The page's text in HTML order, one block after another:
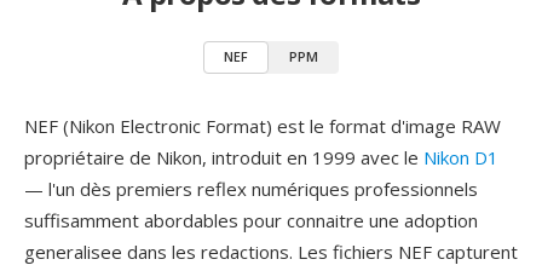
NEF PPM
NEF (Nikon Electronic Format) est le format d'image RAW
propriétaire de Nikon, introduit en 1999 avec le Nikon D1
— l'un dès premiers reflex numériques professionnels
suffisamment abordables pour connaitre une adoption
generalisee dans les redactions. Les fichiers NEF capturent